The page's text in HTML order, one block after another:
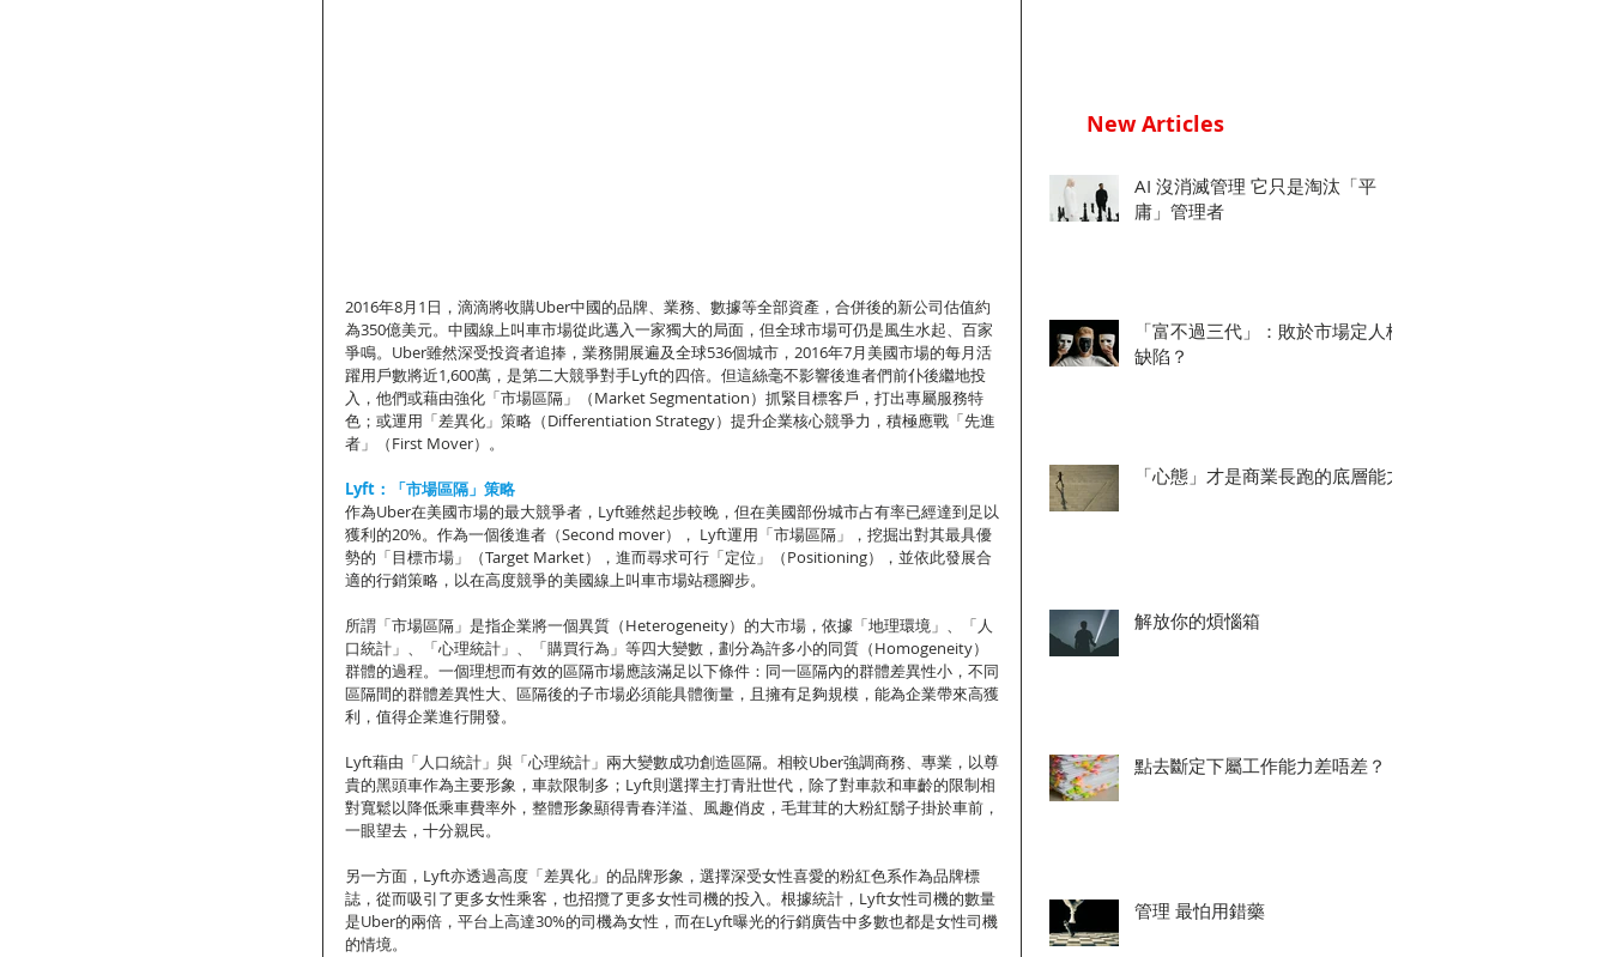
2016年8月1日，滴滴將收購Uber中國的品牌、業務、數據等全部資產，合併後的新公司估值約
為350億美元。中國線上叫車市場從此邁入一家獨大的局面，但全球市場可仍是風生水起、百家
爭鳴。Uber雖然深受投資者追捧，業務開展遍及全球536個城市，2016年7月美國市場的每月活
躍用戶數將近1,600萬，是第二大競爭對手Lyft的四倍。但這絲毫不影響後進者們前仆後繼地投
入，他們或藉由強化「市場區隔」（Market Segmentation）抓緊目標客戶，打出專屬服務特
色；或運用「差異化」策略（Differentiation Strategy）提升企業核心競爭力，積極應戰「先進
者」（First Mover）。
Lyft：「市場區隔」策略
作為Uber在美國市場的最大競爭者，Lyft雖然起步較晚，但在美國部份城市占有率已經達到足以
獲利的20%。作為一個後進者（Second mover）， Lyft運用「市場區隔」，挖掘出對其最具優
勢的「目標市場」（Target Market），進而尋求可行「定位」（Positioning），並依此發展合
適的行銷策略，以在高度競爭的美國線上叫車市場站穩腳步。
所謂「市場區隔」是指企業將一個異質（Heterogeneity）的大市場，依據「地理環境」、「人
口統計」、「心理統計」、「購買行為」等四大變數，劃分為許多小的同質（Homogeneity）
群體的過程。一個理想而有效的區隔市場應該滿足以下條件：同一區隔內的群體差異性小，不同
區隔間的群體差異性大、區隔後的子市場必須能具體衡量，且擁有足夠規模，能為企業帶來高獲
利，值得企業進行開發。
Lyft藉由「人口統計」與「心理統計」兩大變數成功創造區隔。相較Uber強調商務、專業，以尊
貴的黑頭車作為主要形象，車款限制多；Lyft則選擇主打青壯世代，除了對車款和車齡的限制相
對寬鬆以降低乘車費率外，整體形象顯得青春洋溢、風趣俏皮，毛茸茸的大粉紅鬍子掛於車前，
一眼望去，十分親民。
另一方面，Lyft亦透過高度「差異化」的品牌形象，選擇深受女性喜愛的粉紅色系作為品牌標
誌，從而吸引了更多女性乘客，也招攬了更多女性司機的投入。根據統計，Lyft女性司機的數量
是Uber的兩倍，平台上高達30%的司機為女性，而在Lyft曝光的行銷廣告中多數也都是女性司機
的情境。
New Articles
AI 沒消滅管理 它只是淘汰「平
庸」管理者
「富不過三代」：敗於市場定人格
缺陷？
「心態」才是商業長跑的底層能力
解放你的煩惱箱
點去斷定下屬工作能力差唔差？
管理 最怕用錯藥